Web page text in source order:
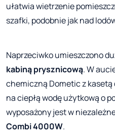
ułatwia wietrzenie
szafki, podobnie jak nad
Naprzeciwko umieszczono
kabiną prysznicową. W
chemiczną Dometic z kasetą
na ciepłą wodę użytkową o
wyposażony jest w
Combi 4000W.